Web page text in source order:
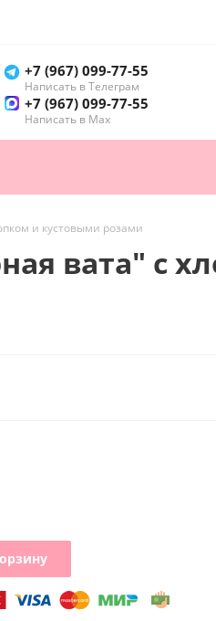
+7 (967) 099-77-55
Написать в Телеграм
+7 (967) 099-77-55
Написать в Мах
и кустовыми розами
вата" с